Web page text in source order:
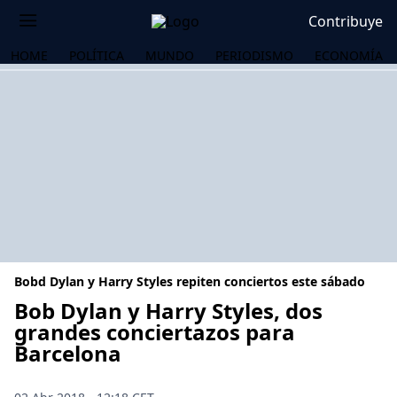
Contribuye
HOME POLÍTICA MUNDO PERIODISMO ECONOMÍA
Bobd Dylan y Harry Styles repiten conciertos este sábado
Bob Dylan y Harry Styles, dos
grandes conciertazos para
Barcelona